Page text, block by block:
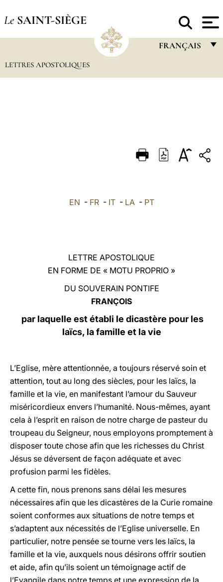
Le SAINT-SIÈGE
FRANÇAIS
DEUTSCH
LETTRES APOSTOLIQUES
EN - FR- IT- LA- PT
LETTRE APOSTOLIQUE
EN FORME DE « MOTU PROPRIO »
DU SOUVERAIN PONTIFE
FRANÇOIS
par laquelle est établi le dicastère pour les
laïcs, la famille et la vie
L’Eglise, mère attentionnée, a toujours réservé soin et
attention, tout au long des siècles, pour les laïcs, la
famille et la vie, en manifestant l’amour du Sauveur
miséricordieux envers l’humanité. Nous-mêmes, ayant
cela à l’esprit en raison de notre charge de pasteur du
troupeau du Seigneur, nous employons promptement à
disposer toute chose afin que les richesses du Christ
Jésus se déversent de façon adéquate et avec
profusion parmi les fidèles.
A cette fin, nous prenons sans délai les mesures
nécessaires afin que les dicastères de la Curie romaine
soient conformes aux situations de notre temps et
s’adaptent aux nécessités de l’Eglise universelle. En
particulier, notre pensée se tourne vers les laïcs, la
famille et la vie, auxquels nous désirons offrir soutien
et aide, afin qu’ils soient un témoignage actif de
l’Evangile dans notre temps et une expression de la